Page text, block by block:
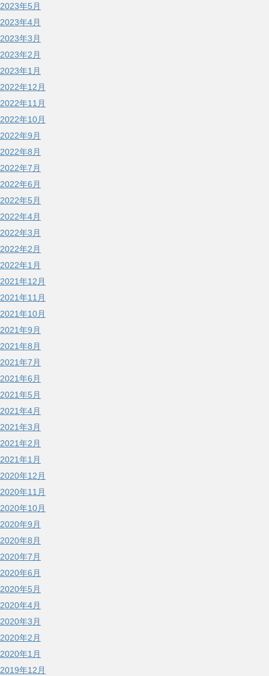
2023年5月
2023年4月
2023年3月
2023年2月
2023年1月
2022年12月
2022年11月
2022年10月
2022年9月
2022年8月
2022年7月
2022年6月
2022年5月
2022年4月
2022年3月
2022年2月
2022年1月
2021年12月
2021年11月
2021年10月
2021年9月
2021年8月
2021年7月
2021年6月
2021年5月
2021年4月
2021年3月
2021年2月
2021年1月
2020年12月
2020年11月
2020年10月
2020年9月
2020年8月
2020年7月
2020年6月
2020年5月
2020年4月
2020年3月
2020年2月
2020年1月
2019年12月